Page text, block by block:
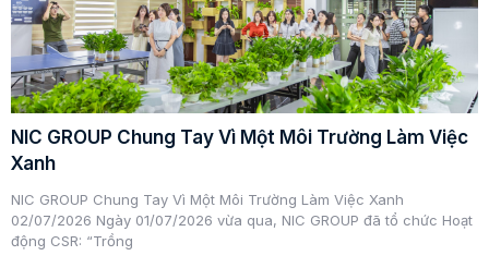
NIC GROUP Chung Tay Vì Một Môi Trường Làm Việc
Xanh
NIC GROUP Chung Tay Vì Một Môi Trường Làm Việc Xanh
02/07/2026 Ngày 01/07/2026 vừa qua, NIC GROUP đã tổ chức Hoạt
động CSR: “Trồng